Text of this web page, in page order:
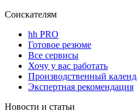
Соискателям
hh PRO
Готовое резюме
Все сервисы
Хочу у вас работать
Производственный
Экспертная рекомендация
Новости и статьи